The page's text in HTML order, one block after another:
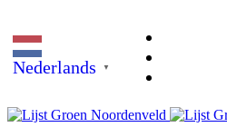
Nederlands ▼